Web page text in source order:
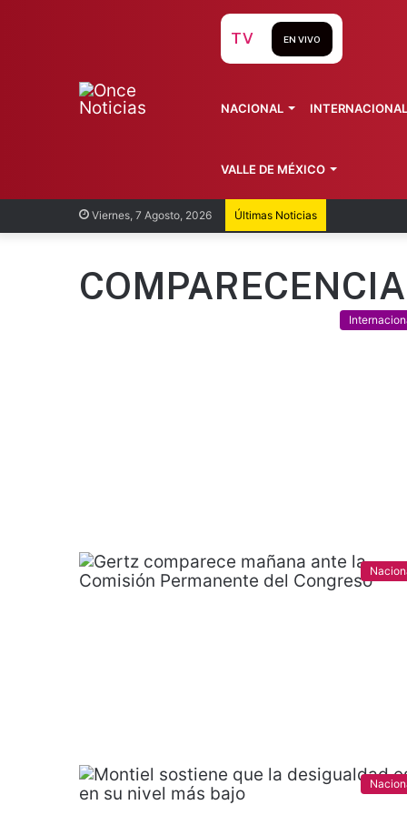
Viernes, 7 Agosto, 2026 Últimas Noticias
TV EN VIVO
NACIONAL INTERNACIONAL
VALLE DE MÉXICO
COMPARECENCIA